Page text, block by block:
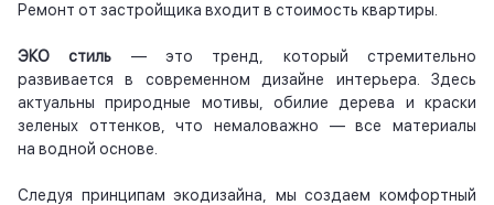
Ремонт от застройщика входит в стоимость квартиры.
ЭКО стиль — это тренд, который стремительно
развивается в современном дизайне интерьера. Здесь
актуальны природные мотивы, обилие дерева и краски
зеленых оттенков, что немаловажно — все материалы
на водной основе.
Следуя принципам экодизайна, мы создаем комфортный